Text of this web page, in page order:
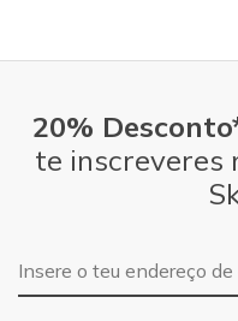
20%
te inscreveres
Endereço de e-mail